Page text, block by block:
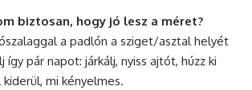
biztosan, hogy jó lesz a méret?
a padlón a sziget/asztal helyét
pár napot: járkálj, nyiss ajtót, húzz ki
mi kényelmes.